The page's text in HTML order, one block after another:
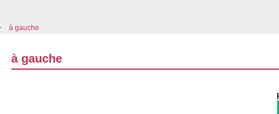
à gauche
à gauche